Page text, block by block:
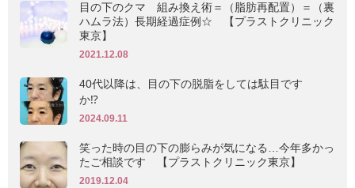
目の下のクマ 組み換え術＝（脂肪再配置）＝（裏
ハムラ法）長期経過症例☆ 【プラストクリニック
東京】
2021.12.08
40代以降は、目の下の脱脂をしては駄目です
か⁉
2024.09.11
笑った時の目の下の膨らみが気になる…今年多かっ
たご相談です 【プラストクリニック東京】
2019.12.04